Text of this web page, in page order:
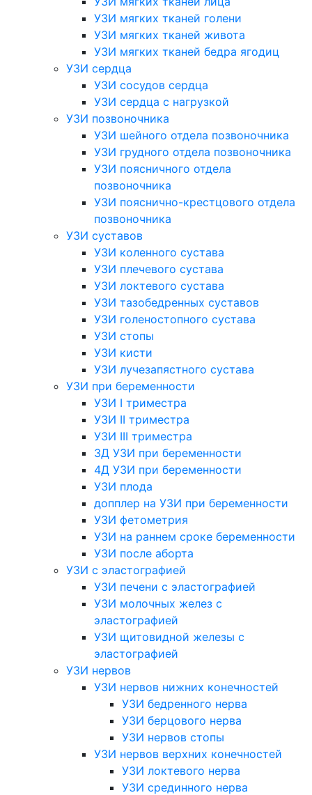
УЗИ мягких тканей голени
УЗИ мягких тканей живота
УЗИ мягких тканей бедра ягодиц
УЗИ сердца
УЗИ сосудов сердца
УЗИ сердца с нагрузкой
УЗИ позвоночника
УЗИ шейного отдела позвоночника
УЗИ грудного отдела позвоночника
УЗИ поясничного отдела
позвоночника
УЗИ пояснично-крестцового отдела
позвоночника
УЗИ суставов
УЗИ коленного сустава
УЗИ плечевого сустава
УЗИ локтевого сустава
УЗИ тазобедренных суставов
УЗИ голеностопного сустава
УЗИ стопы
УЗИ кисти
УЗИ лучезапястного сустава
УЗИ при беременности
УЗИ I триместра
УЗИ II триместра
УЗИ III триместра
3Д УЗИ при беременности
4Д УЗИ при беременности
УЗИ плода
допплер на УЗИ при беременности
УЗИ фетометрия
УЗИ на раннем сроке беременности
УЗИ после аборта
УЗИ с эластографией
УЗИ печени с эластографией
УЗИ молочных желез с
эластографией
УЗИ щитовидной железы с
эластографией
УЗИ нервов
УЗИ нервов нижних конечностей
УЗИ бедренного нерва
УЗИ берцового нерва
УЗИ нервов стопы
УЗИ нервов верхних конечностей
УЗИ локтевого нерва
УЗИ срединного нерва